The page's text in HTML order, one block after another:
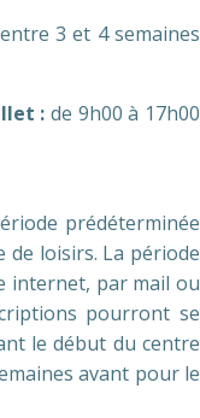
3 et 4 semaines
: de 9h00 à 17h00
prédéterminée
de loisirs. La période
internet, par mail ou
pourront se
le début du centre
avant pour le